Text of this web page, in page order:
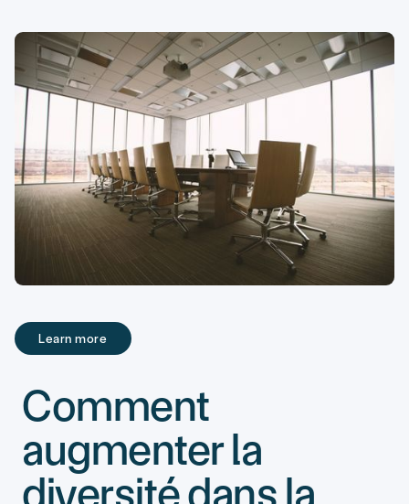
Learn more
Comment
augmenter la